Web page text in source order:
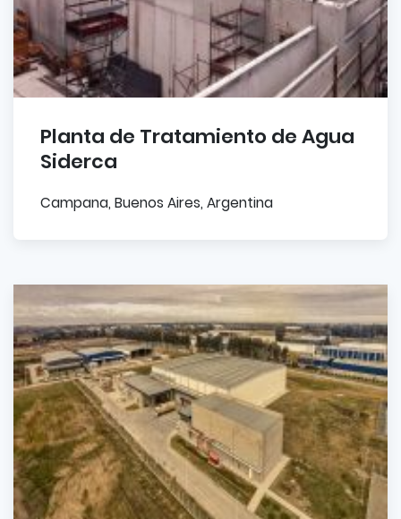
Planta de Tratamiento de Agua
Siderca
Campana, Buenos Aires, Argentina